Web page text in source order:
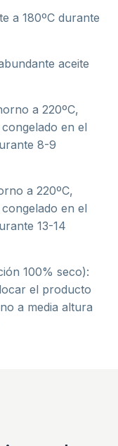
a 180ºC durante
aceite
a 220ºC,
en el
8-9
a 220ºC,
en el
13-14
100% seco):
el producto
a media altura